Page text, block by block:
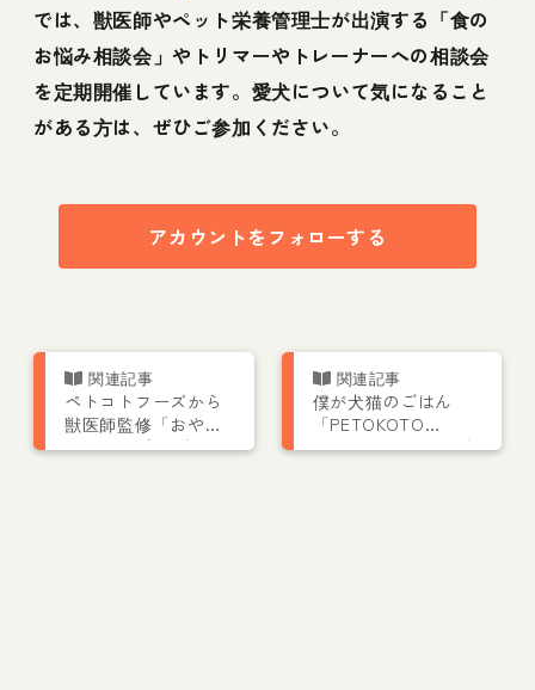
では、獣医師やペット栄養管理士が出演する「食の
お悩み相談会」やトリマーやトレーナーへの相談会
を定期開催しています。愛犬について気になること
がある方は、ぜひご参加ください。
アカウントをフォローする
ペトコトフーズから
獣医師監修「おや
つ」4種が新発売！フ
僕が犬猫のごはん
「PETOKOTO
FOODS」をつくった